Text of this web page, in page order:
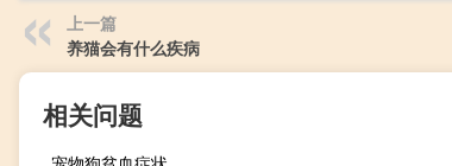
上一篇
养猫会有什么疾病
相关问题